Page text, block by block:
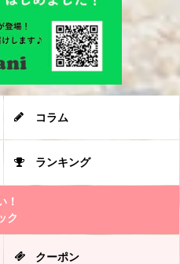
コラム
ランキング
！
ク
クーポン